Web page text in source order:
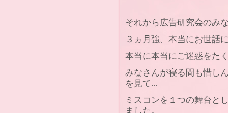
それから広告研究会のみ
３ヵ月強、本当にお世話
本当に本当にご迷惑をた
みなさんが寝る間も惜し
を見て...
ミスコンを１つの舞台と
ました。